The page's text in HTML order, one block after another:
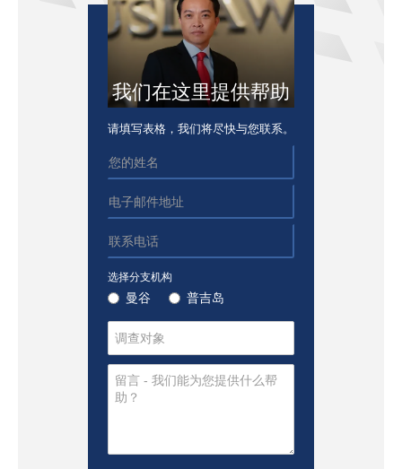
我们在这里提供帮助
请填写表格，我们将尽快与您联系。
选择分支机构
曼谷 普吉岛